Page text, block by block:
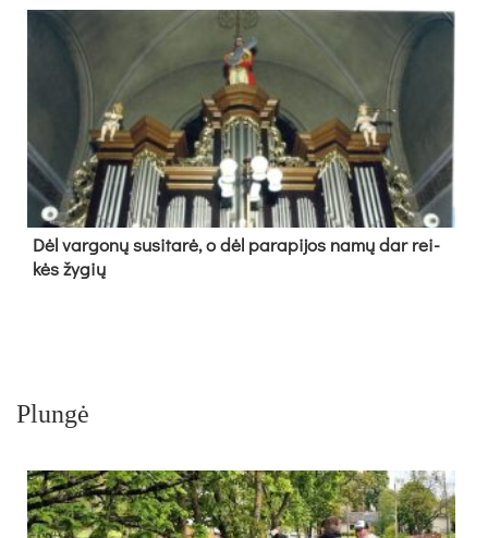
Dėl var­go­nų su­si­ta­rė, o dėl pa­ra­pi­jos na­mų dar rei­
kės žy­gių
Plungė